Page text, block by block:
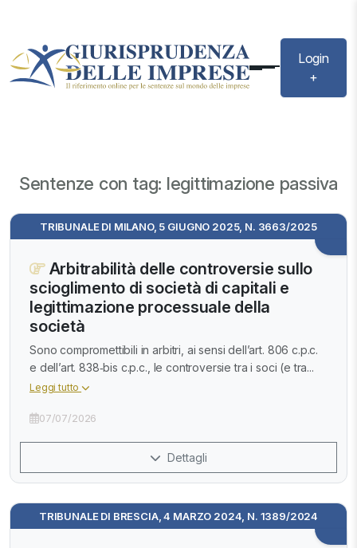
Login
+
Sentenze con tag: legittimazione passiva
TRIBUNALE DI MILANO, 5 GIUGNO 2025, N. 3663/2025
Arbitrabilità delle controversie sullo
scioglimento di società di capitali e
legittimazione processuale della
società
Sono compromettibili in arbitri, ai sensi dell’art. 806 c.p.c.
e dell’art. 838‑bis c.p.c., le controversie tra i soci (e tra...
Leggi tutto
07/07/2026
Dettagli
TRIBUNALE DI BRESCIA, 4 MARZO 2024, N. 1389/2024